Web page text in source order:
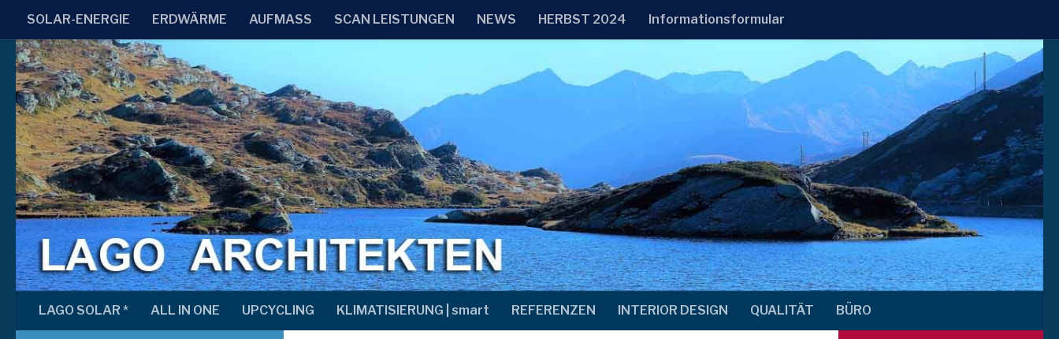
Zum Inhalt springen
SOLAR-ENERGIE ERDWÄRME AUFMASS SCAN LEISTUNGEN NEWS HERBST 2024 Informationsformular
LAGO SOLAR * ALL IN ONE UPCYCLING KLIMATISIERUNG | smart REFERENZEN INTERIOR DESIGN QUALITÄT BÜRO